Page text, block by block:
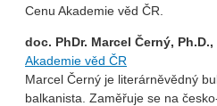
Cenu Akademie věd ČR.
doc. PhDr. Marcel Černý, Ph.D.,
Akademie věd ČR
Marcel Černý je literárněvědný
balkanista. Zaměřuje se na